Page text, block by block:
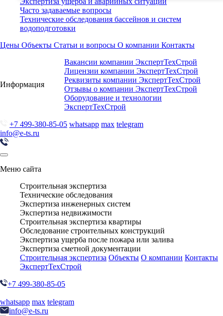
Часто задаваемые вопросы
Технические обследования бассейнов и систем
водоподготовки
Цены Объекты Статьи и вопросы О компании Контакты
Информация
Вакансии компании ЭкспертТехСтрой
Лицензии компании ЭкспертТехСтрой
Реквизиты компании ЭкспертТехСтрой
Отзывы о компании ЭкспертТехСтрой
Оборудование и технологии
ЭкспертТехСтрой
+7 499-380-85-05 whatsapp max telegram
info@e-ts.ru
Меню сайта
Строительная экспертиза
Технические обследования
Экспертиза инженерных систем
Экспертиза недвижимости
Строительная экспертиза квартиры
Обследование строительных конструкций
Экспертиза ущерба после пожара или залива
Экспертиза сметной документации
Строительная экспертиза Объекты О компании Контакты
ЭкспертТехСтрой
+7 499-380-85-05
whatsapp max telegram
info@e-ts.ru